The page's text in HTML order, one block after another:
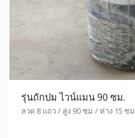
รุ่นถักปม ไวน์แมน 90 ซม.
ลวด 8 แถว / สูง 90 ซม / ห่าง 15 ซม